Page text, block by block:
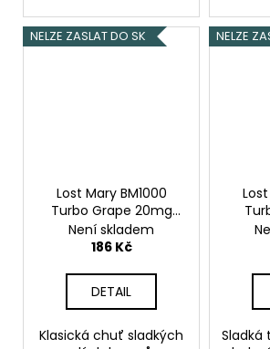
NELZE ZASLAT DO SK
Lost Mary BM1000
Turbo Grape 20mg
Hroznové víno
Není skladem
186 Kč
DETAIL
Klasická chuť sladkých
NELZE
Sladká